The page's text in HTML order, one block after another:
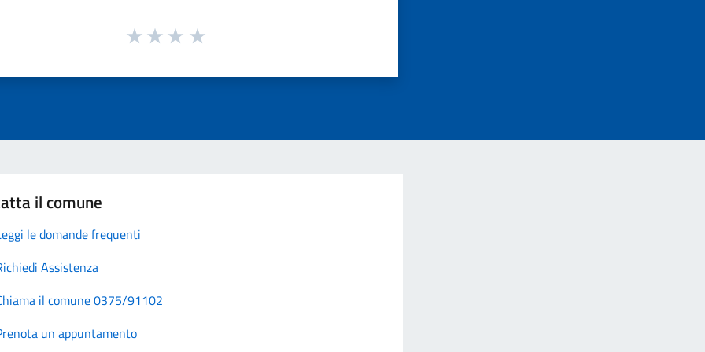
il comune
le domande frequenti
Assistenza
il comune 0375/91102
un appuntamento